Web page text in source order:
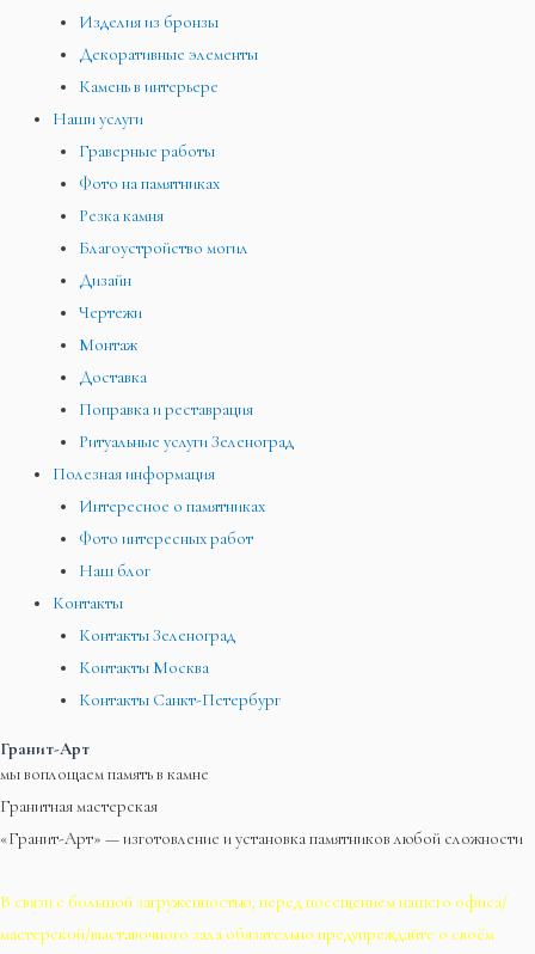
Изделия из бронзы
Декоративные элементы
Камень в интерьере
Наши услуги
Граверные работы
Фото на памятниках
Резка камня
Благоустройство могил
Дизайн
Чертежи
Монтаж
Доставка
Поправка и реставрация
Ритуальные услуги Зеленоград
Полезная информация
Интересное о памятниках
Фото интересных работ
Наш блог
Контакты
Контакты Зеленоград
Контакты Москва
Контакты Санкт-Петербург
Гранит-Арт
мы воплощаем память в камне
Гранитная мастерская
«Гранит-Арт» — изготовление и установка памятников любой сложности
В связи с большой загруженностью, перед посещением нашего офиса/
мастерской/выставочного зала обязательно предупреждайте о своём